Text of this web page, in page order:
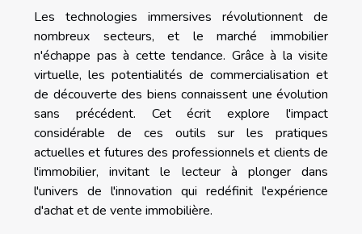
Les technologies immersives révolutionnent de
nombreux secteurs, et le marché immobilier
n'échappe pas à cette tendance. Grâce à la visite
virtuelle, les potentialités de commercialisation et
de découverte des biens connaissent une évolution
sans précédent. Cet écrit explore l'impact
considérable de ces outils sur les pratiques
actuelles et futures des professionnels et clients de
l'immobilier, invitant le lecteur à plonger dans
l'univers de l'innovation qui redéfinit l'expérience
d'achat et de vente immobilière.